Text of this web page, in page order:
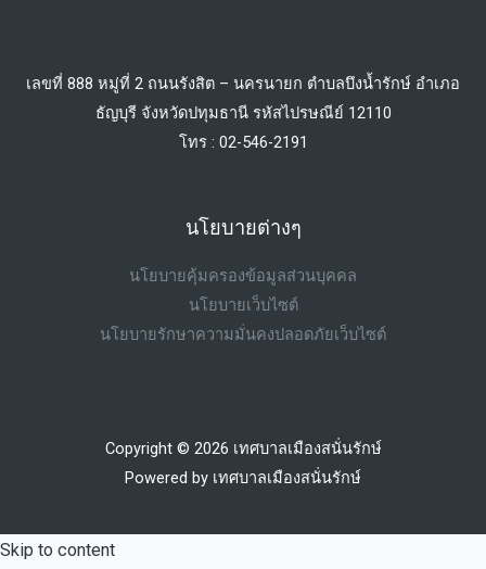
เลขที่ 888 หมู่ที่ 2 ถนนรังสิต – นครนายก ตำบลบึงน้ำรักษ์ อำเภอ
ธัญบุรี จังหวัดปทุมธานี รหัสไปรษณีย์ 12110
โทร : 02-546-2191
นโยบายต่างๆ
นโยบายคุ้มครองข้อมูลส่วนบุคคล
นโยบายเว็บไซต์
นโยบายรักษาความมั่นคงปลอดภัยเว็บไซต์
Copyright © 2026 เทศบาลเมืองสนั่นรักษ์
Powered by เทศบาลเมืองสนั่นรักษ์
Skip to content